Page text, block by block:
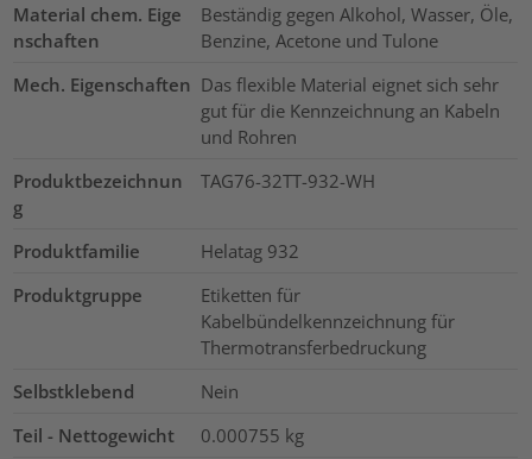
Material chem. Eige
nschaften
Beständig gegen Alkohol, Wasser, Öle,
Benzine, Acetone und Tulone
Mech. Eigenschaften Das flexible Material eignet sich sehr
gut für die Kennzeichnung an Kabeln
und Rohren
Produktbezeichnun
g
TAG76-32TT-932-WH
Produktfamilie
Helatag 932
Produktgruppe
Etiketten für
Kabelbündelkennzeichnung für
Thermotransferbedruckung
Selbstklebend
Nein
Teil - Nettogewicht
0.000755 kg